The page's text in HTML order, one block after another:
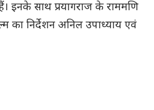
इनके साथ प्रयागराज के राममणि
का निर्देशन अनिल उपाध्याय एवं